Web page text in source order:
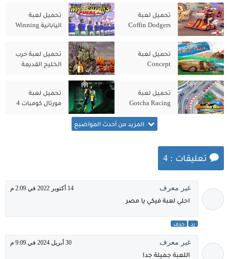
تحميل لعبة
Coffin Dodgers
تحميل لعبة
اليابانية Winning
تحميل لعبة
Concept
ميديا فاير
تحميل لعبة حرب
الخليج القديمة
تحميل لعبة
Gotcha Racing
ميديا فاير
تحميل لعبة
مورتال كومبات 4
المزيد من أحدث المواضيع
تعليقات : 4
غير معرف 14 أكتوبر 2022 في 2:09 م
احلي لعبة فيكي يا مصر
رد حذف
غير معرف 30 أبريل 2024 في 9:09 م
اللعبة جميلة جدا